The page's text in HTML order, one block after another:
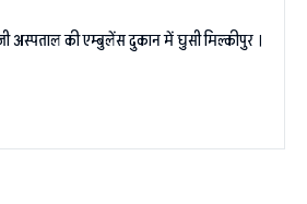
अस्पताल की एम्बुलेंस दुकान में घुसी मिल्कीपुर ।